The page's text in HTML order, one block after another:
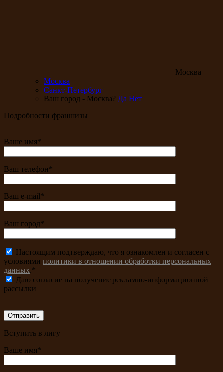
Москва
Москва
Санкт-Петербург
Ваш город - Москва? Да Нет
Подробности франшизы
Ваше имя*
Ваш телефон*
Ваш e-mail*
Ваш город*
Настоящим подтверждаю, что я ознакомлен и согласен с
условиями политики в отношении обработки персональных
данных.*
Даю согласие на получение рекламно-информационной
рассылки
Вступить в лигу
Ваше имя*